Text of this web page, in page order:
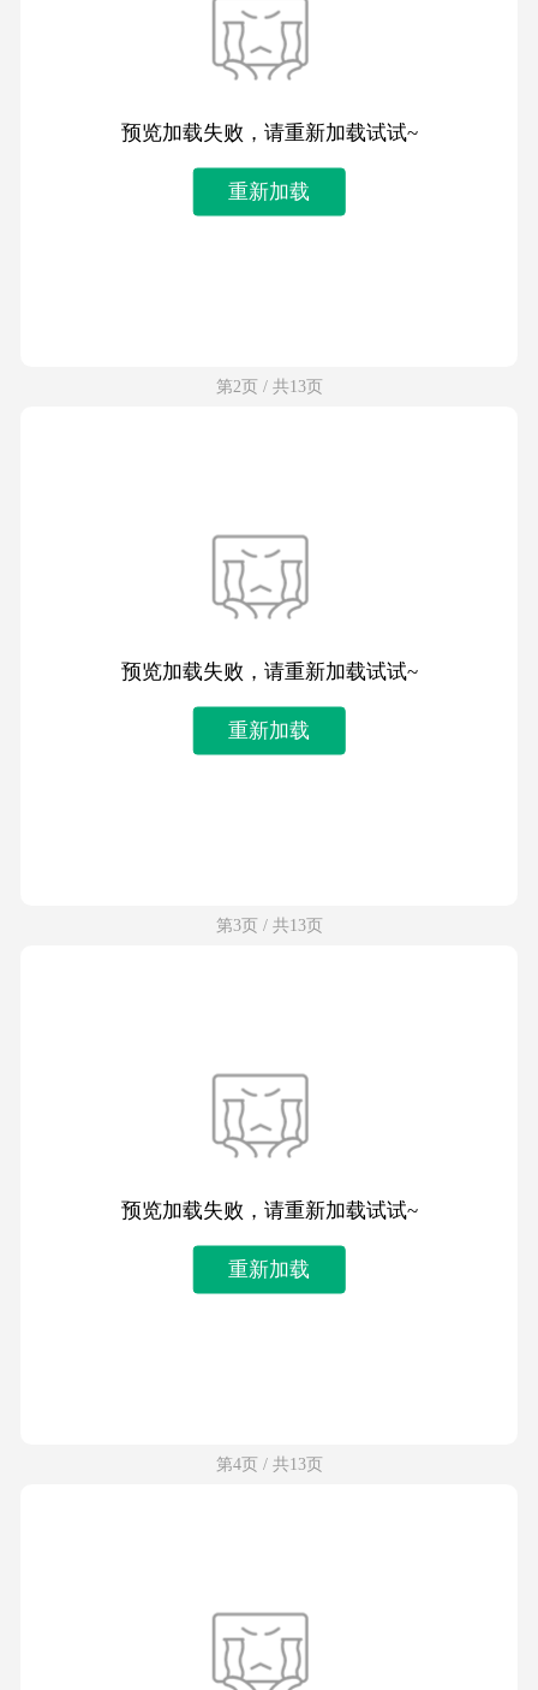
预览加载失败，请重新加载试试~
重新加载
第2页 / 共13页
预览加载失败，请重新加载试试~
重新加载
第3页 / 共13页
预览加载失败，请重新加载试试~
重新加载
第4页 / 共13页